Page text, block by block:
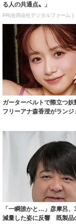
る人の共通点〟」
PR(合同会社デジタルファーム )
ガーターベルトで際立つ
フリーアナ森香澄がランジ
「一瞬誰かと…」彦摩呂、
減量した姿に反響 既製品